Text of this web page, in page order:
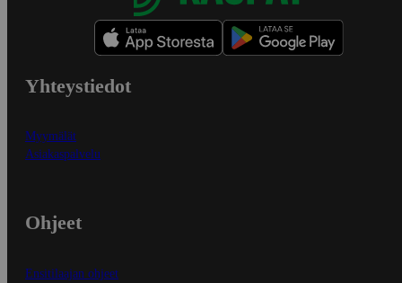
Yhteystiedot
Myymälät
Asiakaspalvelu
Ohjeet
Ensitilaajan ohjeet